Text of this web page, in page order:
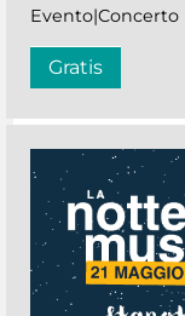
Evento|Concerto
Gratis